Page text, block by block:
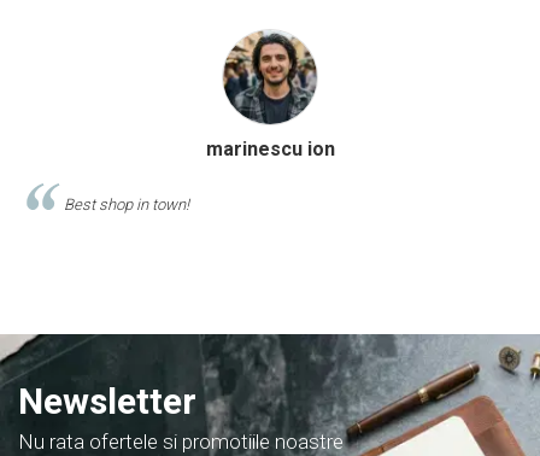
Calinescu Matei
Comand produse de papetarie si birotica de cel putin 10 ani
Newsletter
Nu rata ofertele si promotiile noastre